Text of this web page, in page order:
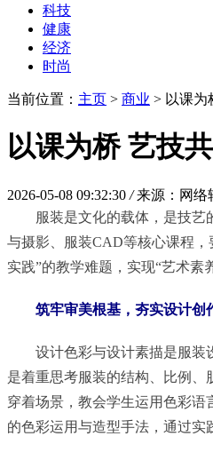
科技
健康
经济
时尚
当前位置： 主页 > 商业 > 以课
以课为桥 艺技
2026-05-08 09:32:30 / 来源：网络
服装是文化的载体，是技
与摄影、服装CAD等核心课程
实践”的教学难题，实现“艺术素
筑牢审美根基，夯实设计创
设计色彩与设计素描是服装
是着重思考服装的结构、比例
穿着场景，教会学生运用色彩
的色彩运用与造型手法，通过实